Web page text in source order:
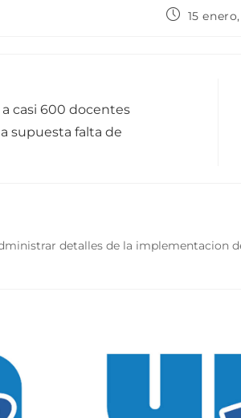
15
casi 600 docentes
supuesta falta de
detalles de la implementacion